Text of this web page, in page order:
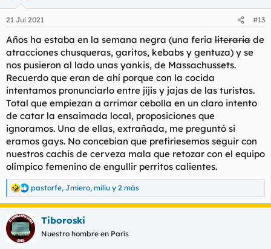
e
:
21 Jul 2021 #13
Años ha estaba en la semana negra (una feria literaria de
atracciones chusqueras, garitos, kebabs y gentuza) y se
nos pusieron al lado unas yankis, de Massachussets.
Recuerdo que eran de ahí porque con la cocida
intentamos pronunciarlo entre jijis y jajas de las turistas.
Total que empiezan a arrimar cebolla en un claro intento
de catar la ensaimada local, proposiciones que
ignoramos. Una de ellas, extrañada, me preguntó si
eramos gays. No concebian que prefiriesemos seguir con
nuestros cachis de cerveza mala que retozar con el equipo
olímpico femenino de engullir perritos calientes.
R
e
a
c
c
i
pastorfe, Jmiero, miliu y 2 más
Tiboroski
Nuestro hombre en París